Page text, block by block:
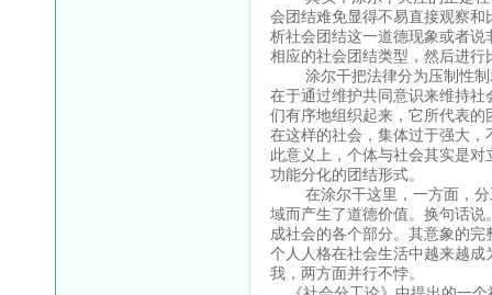
会团结难免显得不易直接观察
析社会团结这一道德现象或者
相应的社会团结类型，然后进
涂尔干把法律分为压制性制
在于通过维护共同意识来维持
们有序地组织起来，它所代表的
在这样的社会，集体过于强大
此意义上，个体与社会其实是
功能分化的团结形式。
在涂尔干这里，一方面，分
域而产生了道德价值。换句话
成社会的各个部分。其意象的
个人人格在社会生活中越来越
我，两方面并行不悖。